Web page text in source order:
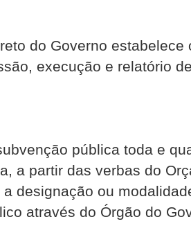
do Governo estabelece
execução e relatório
pública toda e
a partir das verbas do
designação ou
através do Órgão do